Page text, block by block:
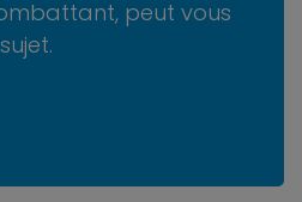
peut vous